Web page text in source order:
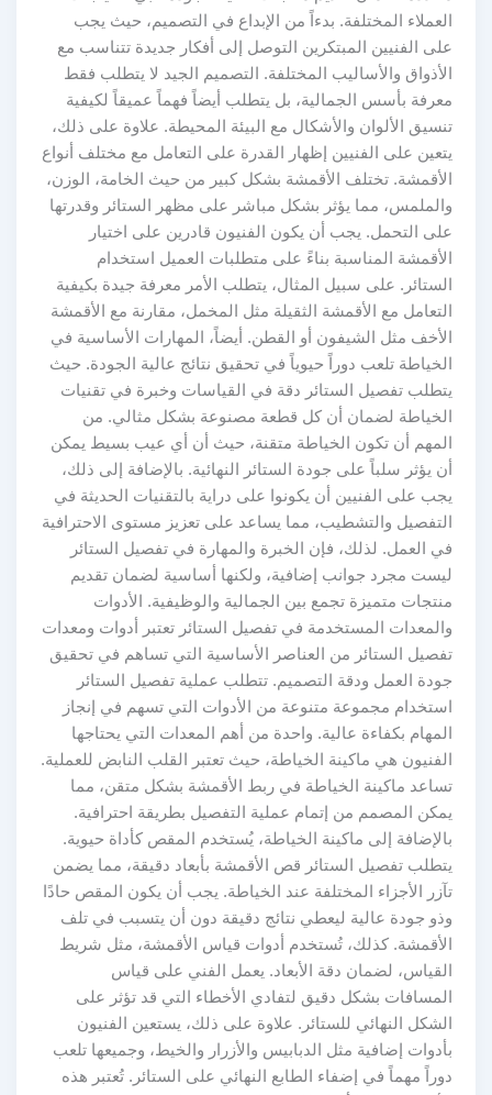
العملاء المختلفة. بدءاً من الإبداع في التصميم، حيث يجب
على الفنيين المبتكرين التوصل إلى أفكار جديدة تتناسب مع
الأذواق والأساليب المختلفة. التصميم الجيد لا يتطلب فقط
معرفة بأسس الجمالية، بل يتطلب أيضاً فهماً عميقاً لكيفية
تنسيق الألوان والأشكال مع البيئة المحيطة. علاوة على ذلك،
يتعين على الفنيين إظهار القدرة على التعامل مع مختلف أنواع
الأقمشة. تختلف الأقمشة بشكل كبير من حيث الخامة، الوزن،
والملمس، مما يؤثر بشكل مباشر على مظهر الستائر وقدرتها
على التحمل. يجب أن يكون الفنيون قادرين على اختيار
الأقمشة المناسبة بناءً على متطلبات العميل استخدام
الستائر. على سبيل المثال، يتطلب الأمر معرفة جيدة بكيفية
التعامل مع الأقمشة الثقيلة مثل المخمل، مقارنة مع الأقمشة
الأخف مثل الشيفون أو القطن. أيضاً، المهارات الأساسية في
الخياطة تلعب دوراً حيوياً في تحقيق نتائج عالية الجودة. حيث
يتطلب تفصيل الستائر دقة في القياسات وخبرة في تقنيات
الخياطة لضمان أن كل قطعة مصنوعة بشكل مثالي. من
المهم أن تكون الخياطة متقنة، حيث أن أي عيب بسيط يمكن
أن يؤثر سلباً على جودة الستائر النهائية. بالإضافة إلى ذلك،
يجب على الفنيين أن يكونوا على دراية بالتقنيات الحديثة في
التفصيل والتشطيب، مما يساعد على تعزيز مستوى الاحترافية
في العمل. لذلك، فإن الخبرة والمهارة في تفصيل الستائر
ليست مجرد جوانب إضافية، ولكنها أساسية لضمان تقديم
منتجات متميزة تجمع بين الجمالية والوظيفية. الأدوات
والمعدات المستخدمة في تفصيل الستائر تعتبر أدوات ومعدات
تفصيل الستائر من العناصر الأساسية التي تساهم في تحقيق
جودة العمل ودقة التصميم. تتطلب عملية تفصيل الستائر
استخدام مجموعة متنوعة من الأدوات التي تسهم في إنجاز
المهام بكفاءة عالية. واحدة من أهم المعدات التي يحتاجها
الفنيون هي ماكينة الخياطة، حيث تعتبر القلب النابض للعملية.
تساعد ماكينة الخياطة في ربط الأقمشة بشكل متقن، مما
يمكن المصمم من إتمام عملية التفصيل بطريقة احترافية.
بالإضافة إلى ماكينة الخياطة، يُستخدم المقص كأداة حيوية.
يتطلب تفصيل الستائر قص الأقمشة بأبعاد دقيقة، مما يضمن
تآزر الأجزاء المختلفة عند الخياطة. يجب أن يكون المقص حادًا
وذو جودة عالية ليعطي نتائج دقيقة دون أن يتسبب في تلف
الأقمشة. كذلك، تُستخدم أدوات قياس الأقمشة، مثل شريط
القياس، لضمان دقة الأبعاد. يعمل الفني على قياس
المسافات بشكل دقيق لتفادي الأخطاء التي قد تؤثر على
الشكل النهائي للستائر. علاوة على ذلك، يستعين الفنيون
بأدوات إضافية مثل الدبابيس والأزرار والخيط، وجميعها تلعب
دوراً مهماً في إضفاء الطابع النهائي على الستائر. تُعتبر هذه